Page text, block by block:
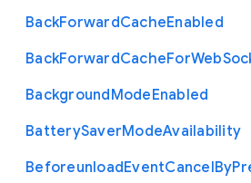
BackForwardCacheEnabled
BackForwardCacheForWeb
BackgroundModeEnabled
BatterySaverModeAvailability
BeforeunloadEventCancelBy